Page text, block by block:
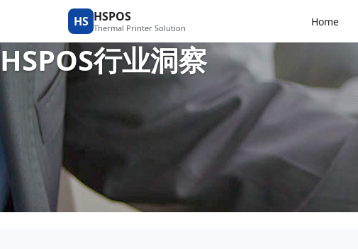
HS HSPOS
Thermal Printer Solution Home
2026热敏打印机核心趋势
HSPOS行业洞察